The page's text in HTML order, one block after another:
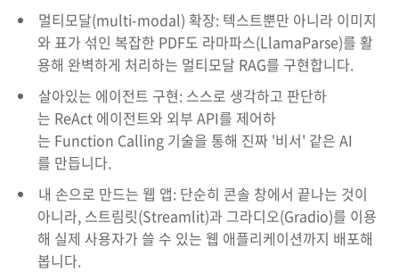
멀티모달(multi-modal) 확장: 텍스트뿐만 아니라 이미지
와 표가 섞인 복잡한 PDF도 라마파스(LlamaParse)를 활
용해 완벽하게 처리하는 멀티모달 RAG를 구현합니다.
살아있는 에이전트 구현: 스스로 생각하고 판단하
는 ReAct 에이전트와 외부 API를 제어하
는 Function Calling 기술을 통해 진짜 '비서' 같은 AI
를 만듭니다.
내 손으로 만드는 웹 앱: 단순히 콘솔 창에서 끝나는 것이
아니라, 스트림릿(Streamlit)과 그라디오(Gradio)를 이용
해 실제 사용자가 쓸 수 있는 웹 애플리케이션까지 배포해
봅니다.